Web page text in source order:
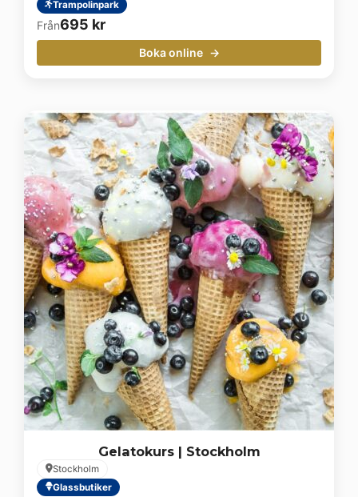
Trampolinpark
Från695 kr
Boka online
Gelatokurs | Stockholm
Stockholm
Glassbutiker